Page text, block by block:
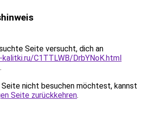
Seite versucht, dich an
C1TTLWB/DrbYNoK.html
Seite nicht besuchen möchtest, kannst
Seite zurückkehren.